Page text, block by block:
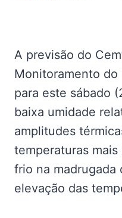
A previsão do
Monitoramento do
para este sábado
baixa umidade
amplitudes
temperaturas
frio na madrugada
elevação das